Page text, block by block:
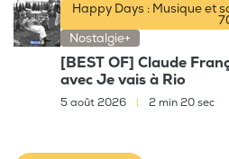
Happy Days : Musique et
Nostalgie+
[BEST OF] Claude
avec Je vais à Rio
5 août 2026 2 min 20 sec